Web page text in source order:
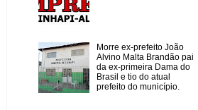
Morre ex-prefeito João
Alvino Malta Brandão pai
da ex-primeira Dama do
Brasil e tio do atual
prefeito do município.